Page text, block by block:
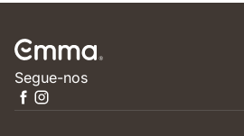
Segue-nos